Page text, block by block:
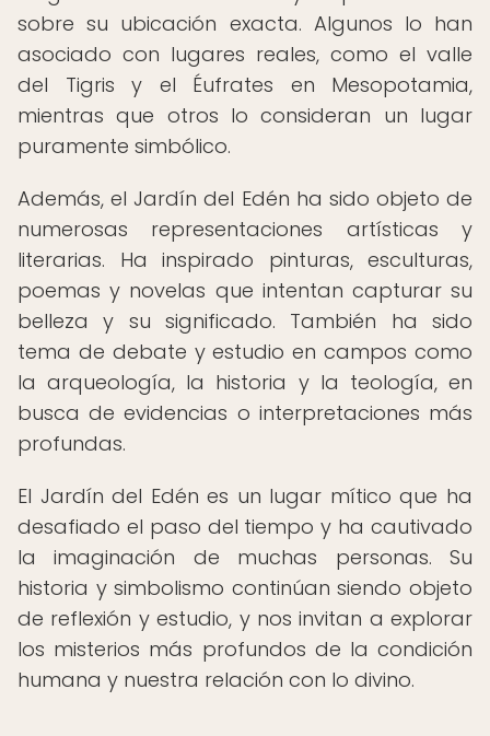
sobre su ubicación exacta. Algunos lo han
asociado con lugares reales, como el valle
del Tigris y el Éufrates en Mesopotamia,
mientras que otros lo consideran un lugar
puramente simbólico.
Además, el Jardín del Edén ha sido objeto de
numerosas representaciones artísticas y
literarias. Ha inspirado pinturas, esculturas,
poemas y novelas que intentan capturar su
belleza y su significado. También ha sido
tema de debate y estudio en campos como
la arqueología, la historia y la teología, en
busca de evidencias o interpretaciones más
profundas.
El Jardín del Edén es un lugar mítico que ha
desafiado el paso del tiempo y ha cautivado
la imaginación de muchas personas. Su
historia y simbolismo continúan siendo objeto
de reflexión y estudio, y nos invitan a explorar
los misterios más profundos de la condición
humana y nuestra relación con lo divino.